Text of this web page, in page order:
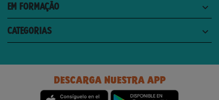
EM FORMAÇÃO keyboard_arrow_down
CATEGORIAS keyboard_arrow_down
DESCARGA NUESTRA APP